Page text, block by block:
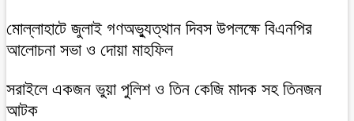
মোল্লাহাটে জুলাই গণঅভ্যুত্থান দিবস উপলক্ষে বিএনপির
আলোচনা সভা ও দোয়া মাহফিল
সরাইলে একজন ভুয়া পুলিশ ও তিন কেজি মাদক সহ তিনজন
আটক